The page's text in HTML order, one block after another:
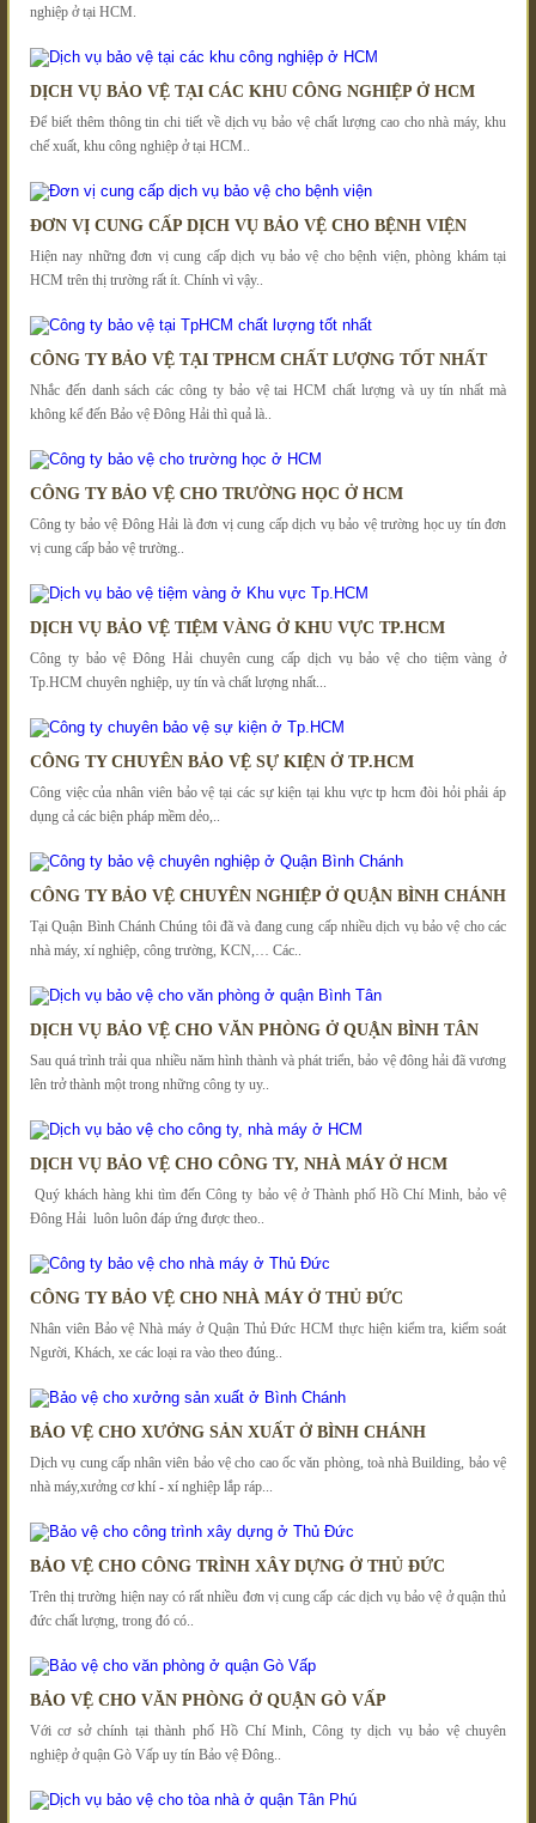
nghiệp ở tại HCM.
DỊCH VỤ BẢO VỆ TẠI CÁC KHU CÔNG NGHIỆP Ở HCM
Để biết thêm thông tin chi tiết về dịch vụ bảo vệ chất lượng cao cho nhà máy, khu
chế xuất, khu công nghiệp ở tại HCM..
ĐƠN VỊ CUNG CẤP DỊCH VỤ BẢO VỆ CHO BỆNH VIỆN
Hiện nay những đơn vị cung cấp dịch vụ bảo vệ cho bệnh viện, phòng khám tại
HCM trên thị trường rất ít. Chính vì vậy..
CÔNG TY BẢO VỆ TẠI TPHCM CHẤT LƯỢNG TỐT NHẤT
Nhắc đến danh sách các công ty bảo vệ tai HCM chất lượng và uy tín nhất mà
không kể đến Bảo vệ Đông Hải thì quả là..
CÔNG TY BẢO VỆ CHO TRƯỜNG HỌC Ở HCM
Công ty bảo vệ Đông Hải là đơn vị cung cấp dịch vụ bảo vệ trường học uy tín đơn
vị cung cấp bảo vệ trường..
DỊCH VỤ BẢO VỆ TIỆM VÀNG Ở KHU VỰC TP.HCM
Công ty bảo vệ Đông Hải chuyên cung cấp dịch vụ bảo vệ cho tiệm vàng ở
Tp.HCM chuyên nghiệp, uy tín và chất lượng nhất...
CÔNG TY CHUYÊN BẢO VỆ SỰ KIỆN Ở TP.HCM
Công việc của nhân viên bảo vệ tại các sự kiện tại khu vực tp hcm đòi hỏi phải áp
dụng cả các biện pháp mềm dẻo,..
CÔNG TY BẢO VỆ CHUYÊN NGHIỆP Ở QUẬN BÌNH CHÁNH
Tại Quận Bình Chánh Chúng tôi đã và đang cung cấp nhiều dịch vụ bảo vệ cho các
nhà máy, xí nghiệp, công trường, KCN,… Các..
DỊCH VỤ BẢO VỆ CHO VĂN PHÒNG Ở QUẬN BÌNH TÂN
Sau quá trình trải qua nhiều năm hình thành và phát triển, bảo vệ đông hải đã vương
lên trở thành một trong những công ty uy..
DỊCH VỤ BẢO VỆ CHO CÔNG TY, NHÀ MÁY Ở HCM
Quý khách hàng khi tìm đến Công ty bảo vệ ở Thành phố Hồ Chí Minh, bảo vệ
Đông Hải luôn luôn đáp ứng được theo..
CÔNG TY BẢO VỆ CHO NHÀ MÁY Ở THỦ ĐỨC
Nhân viên Bảo vệ Nhà máy ở Quận Thủ Đức HCM thực hiện kiểm tra, kiểm soát
Người, Khách, xe các loại ra vào theo đúng..
BẢO VỆ CHO XƯỞNG SẢN XUẤT Ở BÌNH CHÁNH
Dịch vụ cung cấp nhân viên bảo vệ cho cao ốc văn phòng, toà nhà Building, bảo vệ
nhà máy,xưởng cơ khí - xí nghiệp lắp ráp...
BẢO VỆ CHO CÔNG TRÌNH XÂY DỰNG Ở THỦ ĐỨC
Trên thị trường hiện nay có rất nhiều đơn vị cung cấp các dịch vụ bảo vệ ở quận thủ
đức chất lượng, trong đó có..
BẢO VỆ CHO VĂN PHÒNG Ở QUẬN GÒ VẤP
Với cơ sở chính tại thành phố Hồ Chí Minh, Công ty dịch vụ bảo vệ chuyên
nghiệp ở quận Gò Vấp uy tín Bảo vệ Đông..